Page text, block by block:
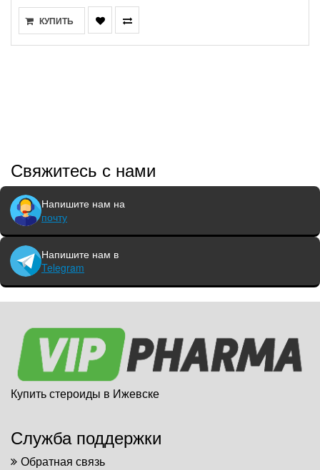
КУПИТЬ
Свяжитесь с нами
Напишите нам на
почту
Напишите нам в
Telegram
Купить стероиды в Ижевске
Служба поддержки
Обратная связь